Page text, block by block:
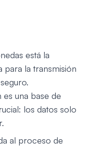
está la
para la transmisión
una base de
los datos solo
al proceso de